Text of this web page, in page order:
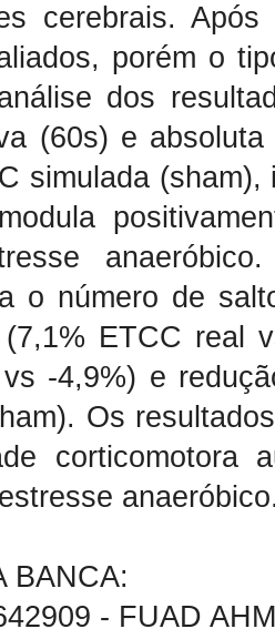
cerebrais.
porém o
dos
(60s) e
simulada
o número de
ETCC real
-4,9%) e
Os
corticomotora
BANCA:
- FUAD